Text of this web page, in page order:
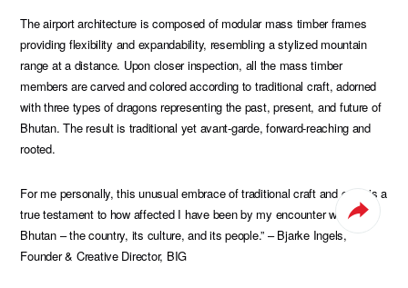
The airport architecture is composed of modular mass timber frames
providing flexibility and expandability, resembling a stylized mountain
range at a distance. Upon closer inspection, all the mass timber
members are carved and colored according to traditional craft, adorned
with three types of dragons representing the past, present, and future of
Bhutan. The result is traditional yet avant-garde, forward-reaching and
rooted.
For me personally, this unusual embrace of traditional craft and color is a
true testament to how affected I have been by my encounter with
Bhutan – the country, its culture, and its people.” – Bjarke Ingels,
Founder & Creative Director, BIG